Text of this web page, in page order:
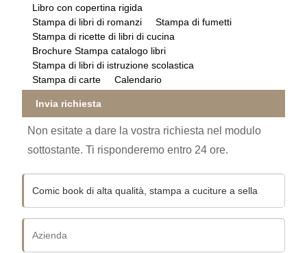
Libro con copertina rigida
Stampa di libri di romanzi
Stampa di fumetti
Stampa di ricette di libri di cucina
Brochure Stampa catalogo libri
Stampa di libri di istruzione scolastica
Stampa di carte
Calendario
Invia richiesta
Non esitate a dare la vostra richiesta nel modulo
sottostante. Ti risponderemo entro 24 ore.